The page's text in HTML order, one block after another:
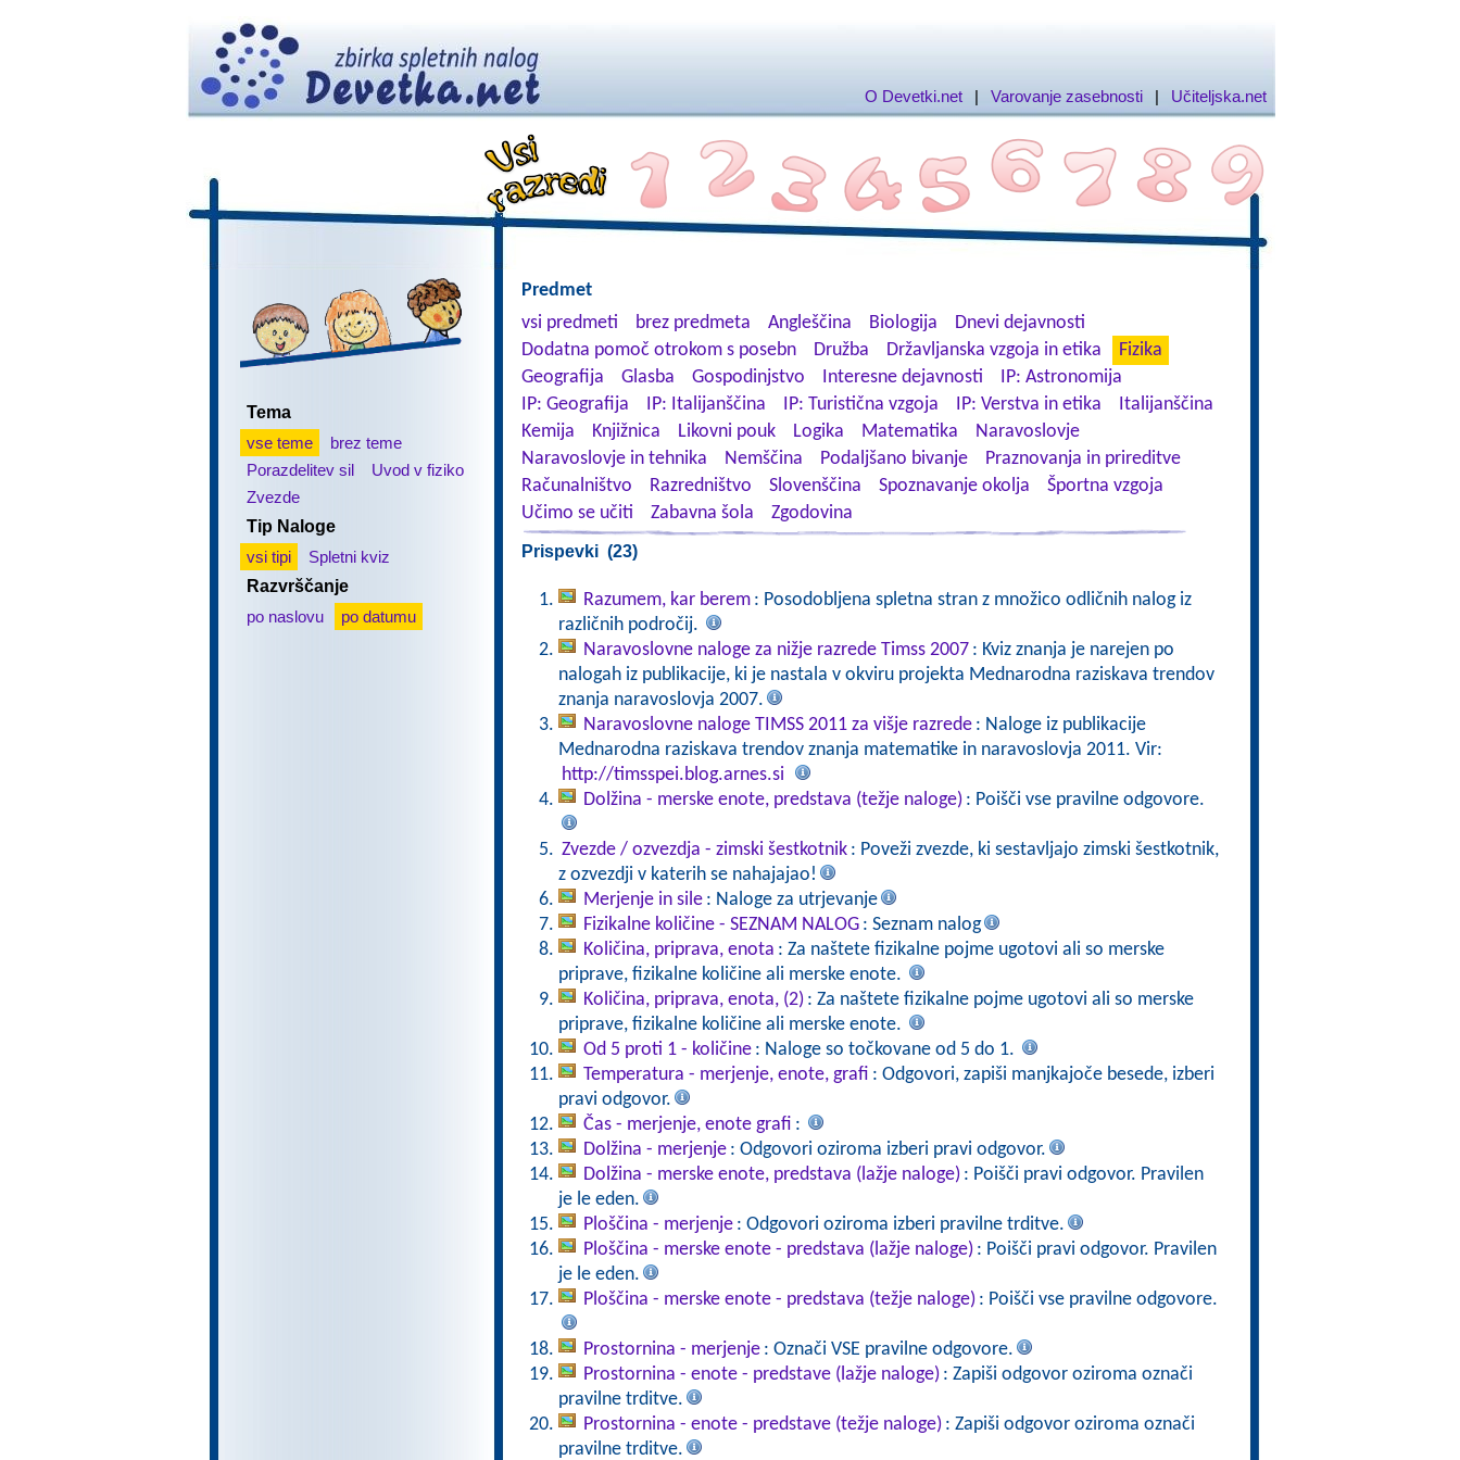
O Devetki.net | Varovanje zasebnosti | Učiteljska.net
Tema
vse teme
brez teme
Porazdelitev sil
Uvod v fiziko
Zvezde
Tip Naloge
vsi tipi
Spletni kviz
Razvrščanje
po naslovu
po datumu
Predmet
vsi predmeti
brez predmeta Angleščina Biologija
Dnevi dejavnosti
Dodatna pomoč otrokom s posebn
Družba Državljanska vzgoja in etika
Fizika
Geografija
Glasba Gospodinjstvo Interesne dejavnosti
IP: Astronomija
IP: Geografija
IP: Italijanščina IP: Turistična vzgoja IP: Verstva in etika
Italijanščina
Kemija
Knjižnica Likovni pouk Logika Matematika
Naravoslovje
Naravoslovje in tehnika
Nemščina Podaljšano bivanje
Praznovanja in prireditve
Računalništvo
Razredništvo Slovenščina Spoznavanje okolja
Športna vzgoja
Učimo se učiti
Zabavna šola Zgodovina
Prispevki (23)
Razumem, kar berem : Posodobljena spletna stran z množico odličnih nalog iz
različnih področij.
Naravoslovne naloge za nižje razrede Timss 2007 : Kviz znanja je narejen po
nalogah iz publikacije, ki je nastala v okviru projekta Mednarodna raziskava trendov
znanja naravoslovja 2007.
Naravoslovne naloge TIMSS 2011 za višje razrede : Naloge iz publikacije
Mednarodna raziskava trendov znanja matematike in naravoslovja 2011. Vir:
http://timsspei.blog.arnes.si
Dolžina - merske enote, predstava (težje naloge) : Poišči vse pravilne odgovore.
Zvezde / ozvezdja - zimski šestkotnik : Poveži zvezde, ki sestavljajo zimski šestkotnik,
z ozvezdji v katerih se nahajajao!
Merjenje in sile : Naloge za utrjevanje
Fizikalne količine - SEZNAM NALOG : Seznam nalog
Količina, priprava, enota : Za naštete fizikalne pojme ugotovi ali so merske
priprave, fizikalne količine ali merske enote.
Količina, priprava, enota, (2) : Za naštete fizikalne pojme ugotovi ali so merske
priprave, fizikalne količine ali merske enote.
Od 5 proti 1 - količine : Naloge so točkovane od 5 do 1.
Temperatura - merjenje, enote, grafi : Odgovori, zapiši manjkajoče besede, izberi
pravi odgovor.
Čas - merjenje, enote grafi :
Dolžina - merjenje : Odgovori oziroma izberi pravi odgovor.
Dolžina - merske enote, predstava (lažje naloge) : Poišči pravi odgovor. Pravilen
je le eden.
Ploščina - merjenje : Odgovori oziroma izberi pravilne trditve.
Ploščina - merske enote - predstava (lažje naloge) : Poišči pravi odgovor. Pravilen
je le eden.
Ploščina - merske enote - predstava (težje naloge) : Poišči vse pravilne odgovore.
Prostornina - merjenje : Označi VSE pravilne odgovore.
Prostornina - enote - predstave (lažje naloge) : Zapiši odgovor oziroma označi
pravilne trditve.
Prostornina - enote - predstave (težje naloge) : Zapiši odgovor oziroma označi
pravilne trditve.